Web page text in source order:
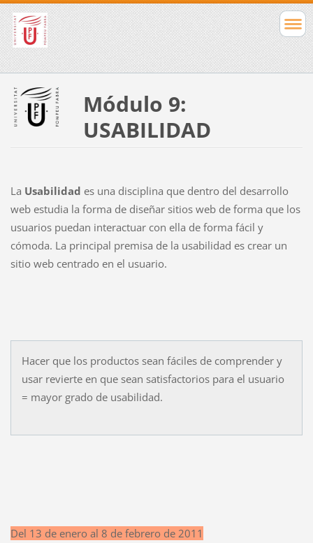
Módulo 9:
USABILIDAD
La Usabilidad es una disciplina que dentro del desarrollo
web estudia la forma de diseñar sitios web de forma que los
usuarios puedan interactuar con ella de forma fácil y
cómoda. La principal premisa de la usabilidad es crear un
sitio web centrado en el usuario.
Hacer que los productos sean fáciles de comprender y
usar revierte en que sean satisfactorios para el usuario
= mayor grado de usabilidad.
Del 13 de enero al 8 de febrero de 2011